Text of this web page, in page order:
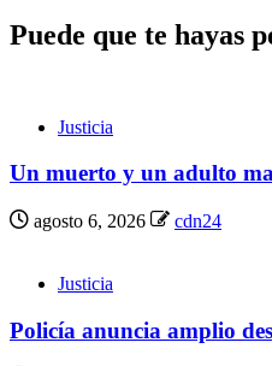
Puede que te hayas
Justicia
Un muerto y un adulto
agosto 6, 2026 cdn24
Justicia
Policía anuncia amplio